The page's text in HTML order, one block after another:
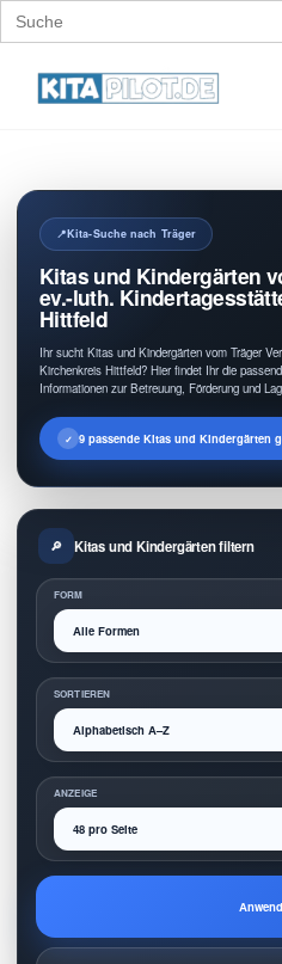
Search
for:
Kita-Suche nach Träger
Kitas und Kindergärten
ev.-luth.
Hittfeld
Ihr sucht Kitas und Kindergärten vom Träger
Kirchenkreis Hittfeld? Hier findet Ihr die
Informationen zur Betreuung, Förderung und
9 passende Kitas und Kindergärten
Kitas und Kindergärten filtern
FORM
SORTIEREN
ANZEIGE